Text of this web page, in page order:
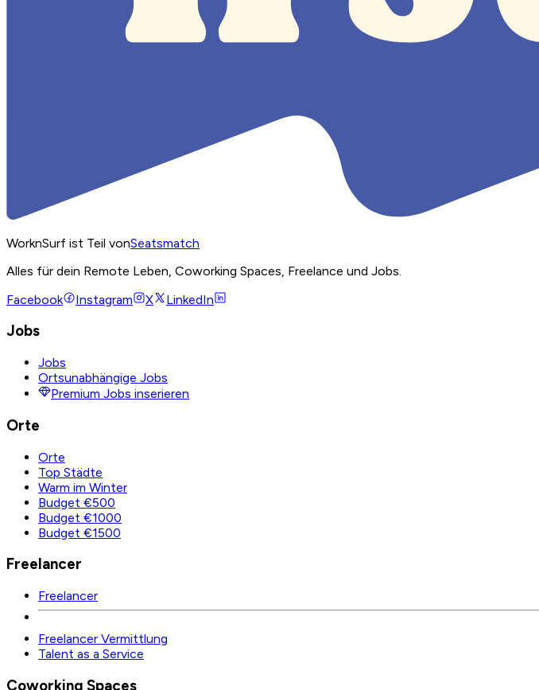
WorknSurf ist Teil vonSeatsmatch
Alles für dein Remote Leben, Coworking Spaces, Freelance und Jobs.
Facebook
Instagram X LinkedIn
Jobs
Jobs
Ortsunabhängige Jobs
Premium Jobs inserieren
Orte
Orte
Top Städte
Warm im Winter
Budget €500
Budget €1000
Budget €1500
Freelancer
Freelancer
Freelancer Vermittlung
Talent as a Service
Coworking Spaces